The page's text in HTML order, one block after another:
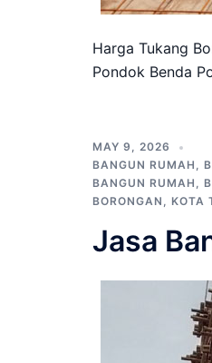
Harga Tukang
Pondok Benda
MAY 9, 2026
BANGUN RUMAH ,
BANGUN RUMAH ,
BORONGAN , KOTA
Jasa